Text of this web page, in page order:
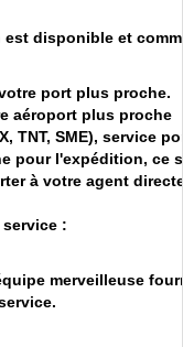
disponible et
port plus proche.
aéroport plus proche
TNT, SME), service
pour l'expédition, ce
à votre agent
service :
merveilleuse